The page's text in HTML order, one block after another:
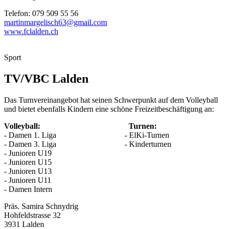
Telefon: 079 509 55 56
martinmargelisch63@gmail.com
www.fclalden.ch
Sport
TV/VBC Lalden
Das Turnvereinangebot hat seinen Schwerpunkt auf dem Volleyball
und bietet ebenfalls Kindern eine schöne Freizeitbeschäftigung an:
Volleyball:
Turnen:
- Damen 1. Liga - ElKi-Turnen
- Damen 3. Liga - Kinderturnen
- Junioren U19
- Junioren U15
- Junioren U13
- Junioren U11
- Damen Intern
Präs. Samira Schnydrig
Hohfeldstrasse 32
3931 Lalden